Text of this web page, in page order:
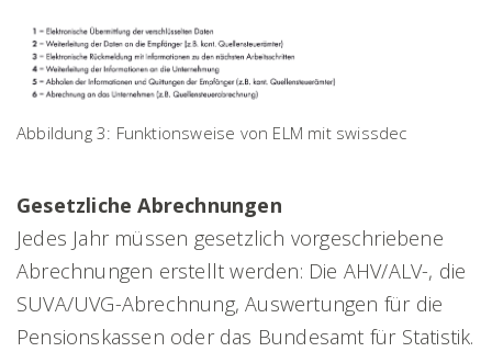
Abbildung 3: Funktionsweise von ELM mit swissdec
Gesetzliche Abrechnungen
Jedes Jahr müssen gesetzlich vorgeschriebene
Abrechnungen erstellt werden: Die AHV/ALV-, die
SUVA/UVG-Abrechnung, Auswertungen für die
Pensionskassen oder das Bundesamt für Statistik.